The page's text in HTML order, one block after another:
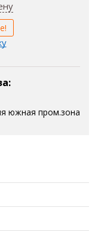
южная пром.зона